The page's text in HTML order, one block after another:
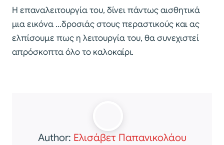
Η επαναλειτουργία του, δίνει πάντως αισθητικά
μια εικόνα …δροσιάς στους περαστικούς και ας
ελπίσουμε πως η λειτουργία του, θα συνεχιστεί
απρόσκοπτα όλο το καλοκαίρι.
Author: Ελισάβετ Παπανικολάου